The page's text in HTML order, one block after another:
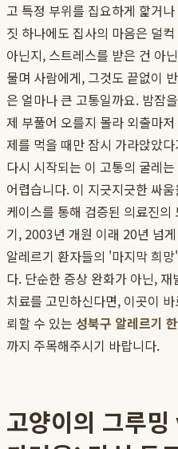
고 특정 부위를 집요하게 핥거
짓 하나에도 집사의 마음은 덜
아닌지, 스트레스를 받은 건 아
물며 사람에게, 그것도 끝없이
은 얼마나 큰 고통일까요. 밤잠
제 부풀어 오를지 몰라 외출마
제를 먹을 때만 잠시 가라앉았
다시 시작되는 이 고통의 굴레
어렵습니다. 이 지긋지긋한 싸
케이스를 통해 검증된 의료진
기, 2003년 개원 이래 20년 넘
알레르기 환자들의 '마지막 희
다. 단순한 증상 완화가 아닌,
치료를 고민하신다면, 이곳이
뢰할 수 있는 성북구 알레르기
까지 주목해주시기 바랍니다.
고양이의 그루